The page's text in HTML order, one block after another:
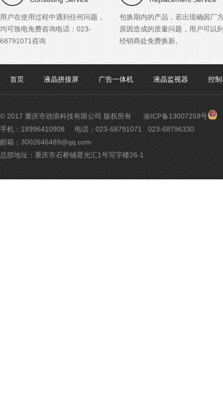
用户在使用过程中遇到任何问题，
均可致电免费咨询电话：023-
68791071咨询
包换期内的产品，若出现确因厂
原因造成的质量问题，用户可以
经销商处免费换新。
首页 液晶拼接屏 广告一体机 液晶监视器 控
© 2017 重庆市劲浪科技有限公司 版权所有 渝ICP备13007259号 渝
手机：18996410908
电话：023-68791071 023-68796330
邮箱：3002646489@qq.com
总部地址：重庆市石桥铺星光汇1号写字楼26-1